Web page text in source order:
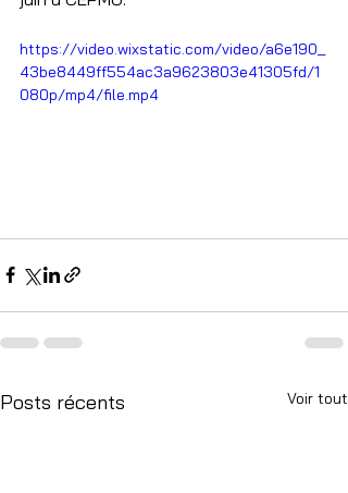
https://video.wixstatic.com/video/a6e190_
43be8449ff554ac3a9623803e41305fd/1
080p/mp4/file.mp4
Posts récents Voir tout